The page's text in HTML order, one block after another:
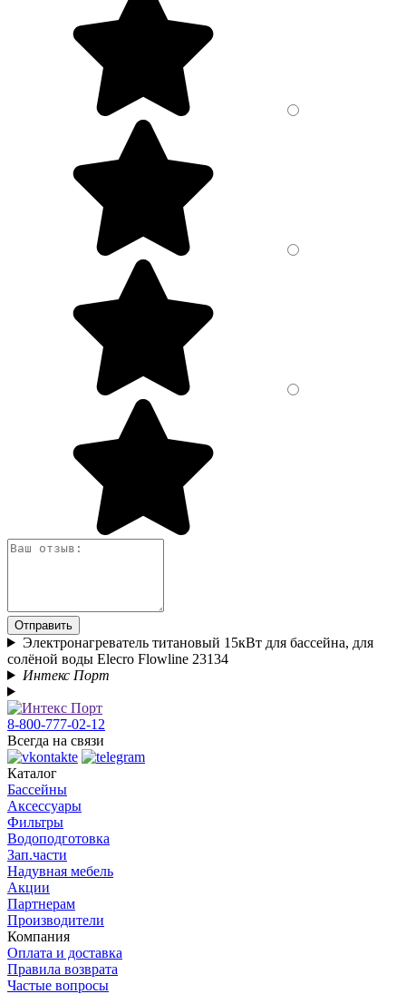
Отправить
Электронагреватель титановый 15кВт для бассейна, для
солёной воды Elecro Flowline 23134
Интекс Порт
8-800-777-02-12
Всегда на связи
Каталог
Бассейны
Аксессуары
Фильтры
Водоподготовка
Зап.части
Надувная мебель
Акции
Партнерам
Производители
Компания
Оплата и доставка
Правила возврата
Частые вопросы